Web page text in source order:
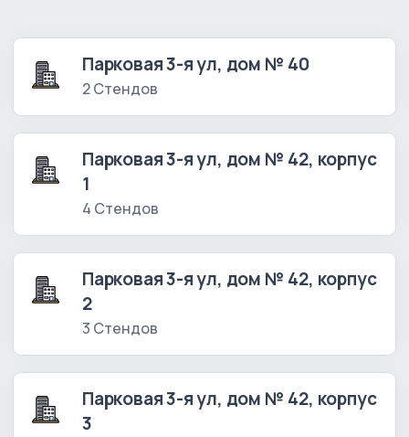
Парковая 3-я ул, дом № 40
2 Стендов
Парковая 3-я ул, дом № 42, корпус
1
4 Стендов
Парковая 3-я ул, дом № 42, корпус
2
3 Стендов
Парковая 3-я ул, дом № 42, корпус
3